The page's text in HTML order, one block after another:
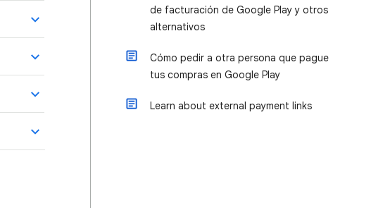
de facturación de Google Play y otros
alternativos
Cómo pedir a otra persona que pague
tus compras en Google Play
Learn about external payment links